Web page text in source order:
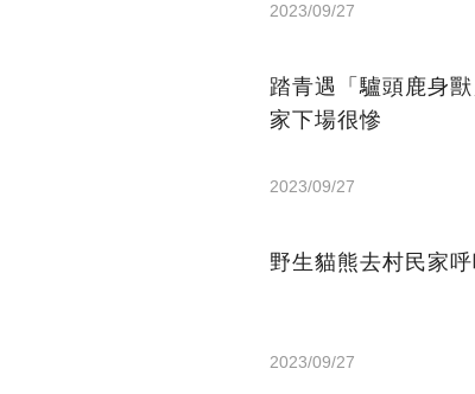
2023/09/27
踏青遇「驢頭鹿身
家下場很慘
2023/09/27
野生貓熊去村民家
2023/09/27